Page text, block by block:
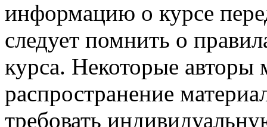
информацию о курсе
следует помнить о
курса. Некоторые авторы
распространение
требовать